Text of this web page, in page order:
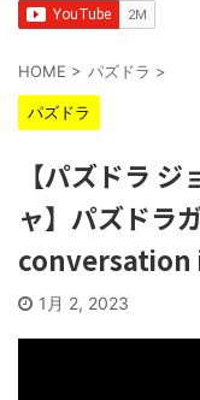
HOME > パズドラ >
パズドラ
【パズドラ
ャ】パズドラ
conversation
1月 2, 2023